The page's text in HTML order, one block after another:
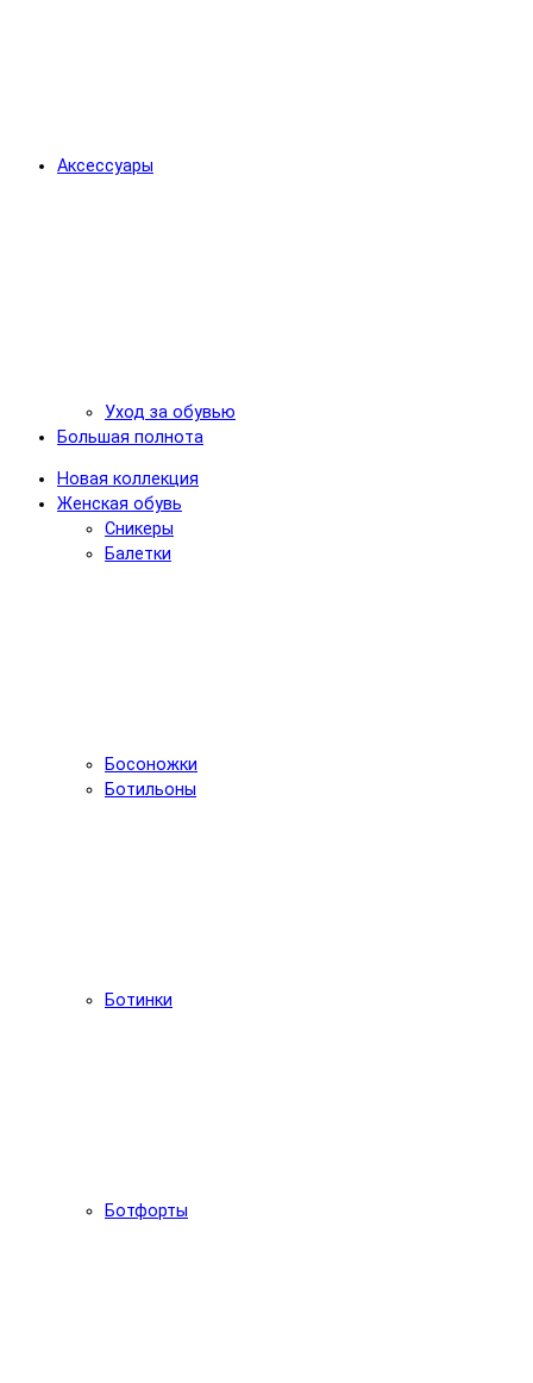
Аксессуары
Уход за обувью
Большая полнота
Новая коллекция
Женская обувь
Сникеры
Балетки
Босоножки
Ботильоны
Ботинки
Ботфорты